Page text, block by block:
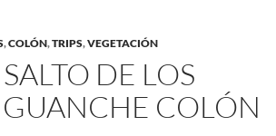
,COLÓN,TRIPS,VEGETACIÓN
DE LOS
COLÓN